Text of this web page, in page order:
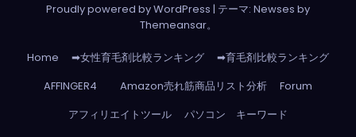
Proudly powered by WordPress | テーマ: Newses by
Themeansar。
Home ➡女性育毛剤比較ランキング
➡育毛剤比較ランキング
AFFINGER4
Amazon売れ筋商品リスト分析
Forum
アフィリエイトツール
パソコン キーワード